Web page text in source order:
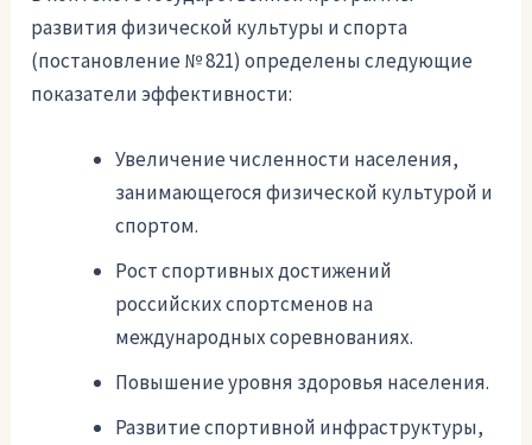
развития физической культуры и спорта
(постановление № 821) определены следующие
показатели эффективности:
Увеличение численности населения,
занимающегося физической культурой и
спортом.
Рост спортивных достижений
российских спортсменов на
международных соревнованиях.
Повышение уровня здоровья населения.
Развитие спортивной инфраструктуры,